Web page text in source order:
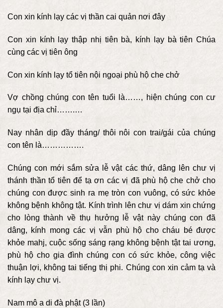
Con xin kính lạy các vị thần cai quản nơi đây
Con xin kính lạy thập nhị tiên bà, kính lạy bà tiên Chúa
cùng các vị tiên ông
Con xin kính lạy tổ tiên nội ngoại phù hộ che chở
Vợ chồng chúng con tên tuổi là……, hiện chúng con cư
ngụ tại địa chỉ…….…
Nay nhân dịp đầy tháng/ thôi nôi con trai/gái của chúng
con tên là…………….
Chúng con mới sắm sửa lễ vật các thứ, dâng lên chư vị
thánh thần tổ tiên để tạ ơn các vị đã phù hộ che chở cho
chúng con được sinh ra mẹ tròn con vuông, có sức khỏe
không bệnh không tật. Kính trình lên chư vị dám xin chứng
cho lòng thành về thụ hưởng lễ vật này chúng con đã
dâng, kính mong các vị vẫn phù hộ cho cháu bé được
khỏe mahj, cuộc sống sáng rạng không bệnh tật tai ương,
phù hộ cho gia đình chúng con có sức khỏe, công việc
thuận lợi, không tai tiếng thị phi. Chúng con xin cảm tạ và
kính lạy chư vị.
Nam mô a di đà phật (3 lần)